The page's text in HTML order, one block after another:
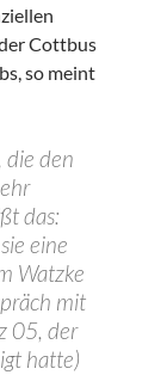
Cottbus
so meint
die den
das:
eine
Watzke
mit
05, der
hatte)